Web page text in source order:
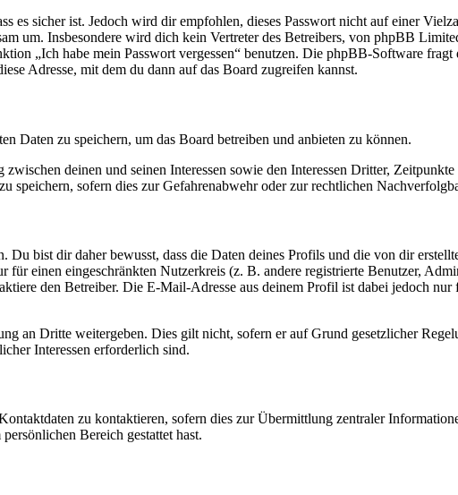
es sicher ist. Jedoch wird dir empfohlen, dieses Passwort nicht auf einer
um. Insbesondere wird dich kein Vertreter des Betreibers, von phpBB
„Ich habe mein Passwort vergessen“ benutzen. Die phpBB-Software
Adresse, mit dem du dann auf das Board zugreifen kannst.
Daten zu speichern, um das Board betreiben und anbieten zu können.
deinen und seinen Interessen sowie den Interessen Dritter,
speichern, sofern dies zur Gefahrenabwehr oder zur rechtlichen
Du bist dir daher bewusst, dass die Daten deines Profils und die von dir
einen eingeschränkten Nutzerkreis (z. B. andere registrierte Benutzer,
den Betreiber. Die E-Mail-Adresse aus deinem Profil ist dabei jedoch
an Dritte weitergeben. Dies gilt nicht, sofern er auf Grund gesetzlicher
Interessen erforderlich sind.
zu kontaktieren, sofern dies zur Übermittlung zentraler
Bereich gestattet hast.